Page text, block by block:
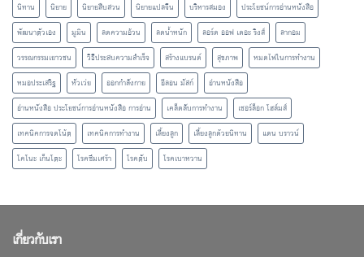
นิทาน
นิยาย นิยายสืบสวน นิยายแปลจีน บริหารสมอง
ประโยชน์การอ่านหนังสือ
พัฒนาตัวเอง
มูมิน ลดความอ้วน ลดน้ำหนัก ลอร์ด ออฟ เดอะ ริงส์
ลากอม
วรรณกรรมเยาวชน
วิธีประสบความสำเร็จ สร้างแบรนด์ สุขภาพ
หมดไฟในการทำงาน
หมอประเสริฐ
หัวเว่ย ออกกำลังกาย อีลอน มัสก์
อ่านหนังสือ
อ่านหนังสือ ประโยชน์การอ่านหนังสือ การอ่าน
เคล็ดลับการทำงาน
เชอร์ล็อก โฮล์มส์
เทคนิคการจดโน้ต
เทคนิคการทำงาน เลี้ยงลูก เลี้ยงลูกด้วยนิทาน
แดน บราวน์
โคโนะ เก็นโตะ
โรคซึมเศร้า โรคตับ โรคเบาหวาน
เกี่ยวกับเรา